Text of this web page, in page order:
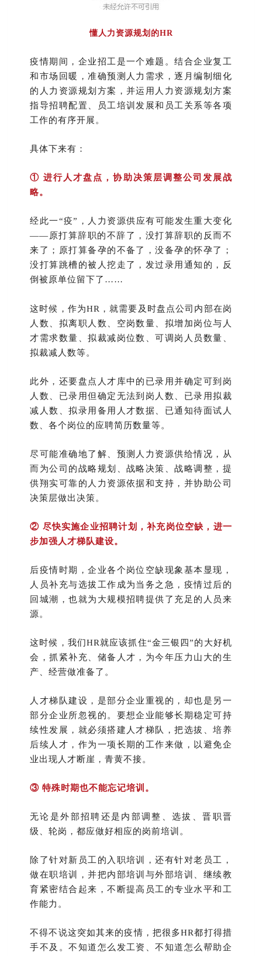
懂人力资源规划的HR
疫情期间，企业招工是一个难题。结合企业复工
和市场回暖，准确预测人力需求，逐月编制细化
的人力资源规划方案，并运用人力资源规划方案
指导招聘配置、员工培训发展和员工关系等各项
工作的有序开展。
具体下来有：
① 进行人才盘点，协助决策层调整公司发展战
略。
经此一“疫”，人力资源供应有可能发生重大变化
——原打算辞职的不辞了，没打算辞职的反而不
来了；原打算备孕的不备了，没备孕的怀孕了；
没打算跳槽的被人挖走了，发过录用通知的，反
倒被原单位留下了……
这时候，作为HR，就需要及时盘点公司内部在岗
人数、拟离职人数、空岗数量、拟增加岗位与人
才需求数量、拟裁减岗位数、可调岗人员数量、
拟裁减人数等。
此外，还要盘点人才库中的已录用并确定可到岗
人数、已录用但确定无法到岗人数、已录用拟裁
减人数、拟录用备用人才数据、已通知待面试人
数、各个岗位的应聘简历数量等。
尽可能准确地了解、预测人力资源供给情况，从
而为公司的战略规划、战略决策、战略调整，提
供翔实可靠的人力资源依据和支持，并协助公司
决策层做出决策。
② 尽快实施企业招聘计划，补充岗位空缺，进一
步加强人才梯队建设。
后疫情时期，企业各个岗位空缺现象基本显现，
人员补充与选拔工作成为当务之急，疫情过后的
回城潮，也就为大规模招聘提供了充足的人员来
源。
这时候，我们HR就应该抓住“金三银四”的大好机
会，抓紧补充、储备人才，为今年压力山大的生
产、经营做准备了。
人才梯队建设，是部分企业重视的，却也是另一
部分企业所忽视的。要想企业能够长期稳定可持
续性发展，就必须搭建人才梯队，把选拔、培养
后续人才，作为一项长期的工作来做，以避免企
业出现人才断崖，青黄不接。
③特殊时期也不能忘记培训。
无论是外部招聘还是内部调整、选拔、晋职晋
级、轮岗，都应做好相应的岗前培训。
除了针对新员工的入职培训，还有针对老员工，
做在职培训，并把内部培训与外部培训、继续教
育紧密结合起来，不断提高员工的专业水平和工
作能力。
不得不说这突如其来的疫情，把很多HR都打得措
手不及。不知道怎么发工资、不知道怎么帮助企